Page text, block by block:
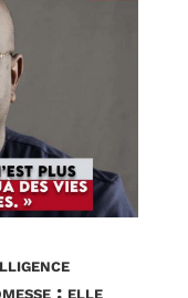
: elle